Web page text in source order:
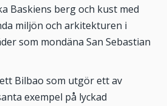
Baskiens berg och kust med
miljön och arkitekturen i
som mondäna San Sebastian
Bilbao som utgör ett av
exempel på lyckad